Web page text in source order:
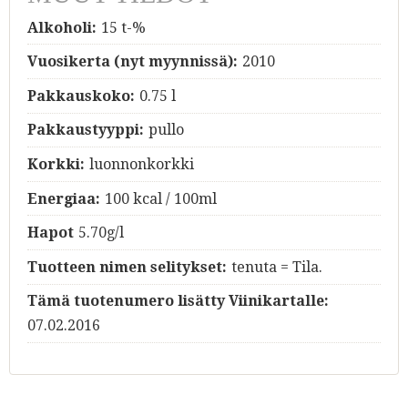
Alkoholi: 15 t-%
Vuosikerta (nyt myynnissä): 2010
Pakkauskoko: 0.75 l
Pakkaustyyppi: pullo
Korkki: luonnonkorkki
Energiaa: 100 kcal / 100ml
Hapot 5.70g/l
Tuotteen nimen selitykset: tenuta = Tila.
Tämä tuotenumero lisätty Viinikartalle:
07.02.2016